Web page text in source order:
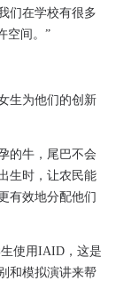
们在学校有很多
空间。”
生为他们的创新
的牛，尾巴不会
生时，让农民能
有效地分配他们
生使用IAID，这是
和模拟演讲来帮